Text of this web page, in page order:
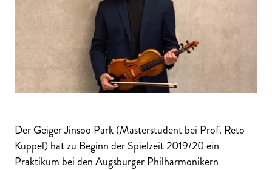
Der Geiger Jinsoo Park (Masterstudent bei Prof. Reto
Kuppel) hat zu Beginn der Spielzeit 2019/20 ein
Praktikum bei den Augsburger Philharmonikern